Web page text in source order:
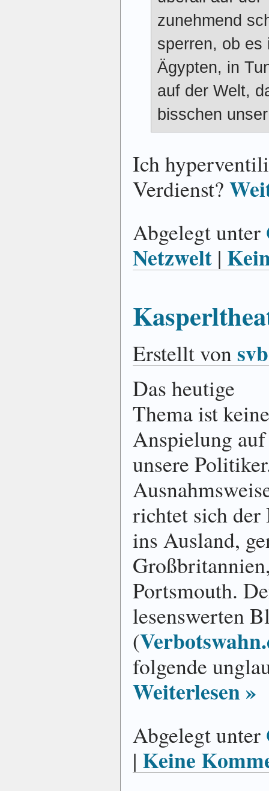
zunehmend
sperren, ob es
Ägypten, in
auf der Welt,
bisschen
Ich
Verdienst?
Abgelegt unter
Netzwelt |
Erstellt vonsvb
Das heutige
Thema ist keine
Anspielung auf
unsere
richtet sich der
ins Ausland,
Portsmouth.
lesenswerten
(
folgende
Weiterlesen »
Abgelegt unter
| Keine